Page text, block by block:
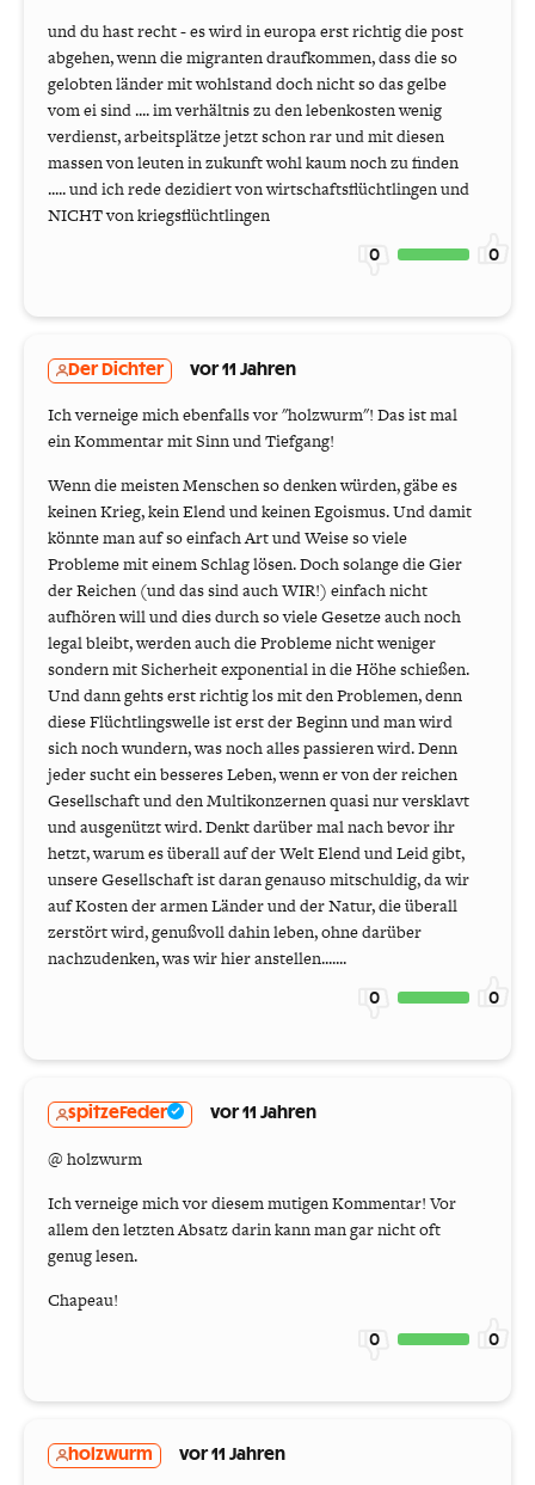
und du hast recht - es wird in europa erst richtig die post
abgehen, wenn die migranten draufkommen, dass die so
gelobten länder mit wohlstand doch nicht so das gelbe
vom ei sind .... im verhältnis zu den lebenkosten wenig
verdienst, arbeitsplätze jetzt schon rar und mit diesen
massen von leuten in zukunft wohl kaum noch zu finden
..... und ich rede dezidiert von wirtschaftsflüchtlingen und
NICHT von kriegsflüchtlingen
0 0
Der Dichter vor 11 Jahren
Ich verneige mich ebenfalls vor "holzwurm"! Das ist mal
ein Kommentar mit Sinn und Tiefgang!
Wenn die meisten Menschen so denken würden, gäbe es
keinen Krieg, kein Elend und keinen Egoismus. Und damit
könnte man auf so einfach Art und Weise so viele
Probleme mit einem Schlag lösen. Doch solange die Gier
der Reichen (und das sind auch WIR!) einfach nicht
aufhören will und dies durch so viele Gesetze auch noch
legal bleibt, werden auch die Probleme nicht weniger
sondern mit Sicherheit exponential in die Höhe schießen.
Und dann gehts erst richtig los mit den Problemen, denn
diese Flüchtlingswelle ist erst der Beginn und man wird
sich noch wundern, was noch alles passieren wird. Denn
jeder sucht ein besseres Leben, wenn er von der reichen
Gesellschaft und den Multikonzernen quasi nur versklavt
und ausgenützt wird. Denkt darüber mal nach bevor ihr
hetzt, warum es überall auf der Welt Elend und Leid gibt,
unsere Gesellschaft ist daran genauso mitschuldig, da wir
auf Kosten der armen Länder und der Natur, die überall
zerstört wird, genußvoll dahin leben, ohne darüber
nachzudenken, was wir hier anstellen.......
0 0
spitzeFeder vor 11 Jahren
@ holzwurm
Ich verneige mich vor diesem mutigen Kommentar! Vor
allem den letzten Absatz darin kann man gar nicht oft
genug lesen.
Chapeau!
0 0
holzwurm vor 11 Jahren